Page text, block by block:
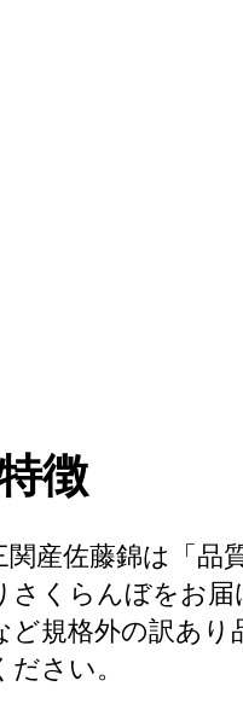
徴
関産佐藤錦は「品
さくらんぼをお届
ど規格外の訳あ
さい。